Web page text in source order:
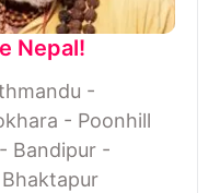
Nepal!
-
- Poonhill
Bandipur -